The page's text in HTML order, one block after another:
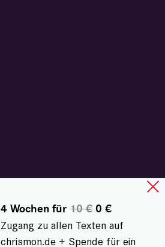
4 Wochen für10 €0 €
Zugang zu allen Texten auf
chrismon.de + Spende für ein